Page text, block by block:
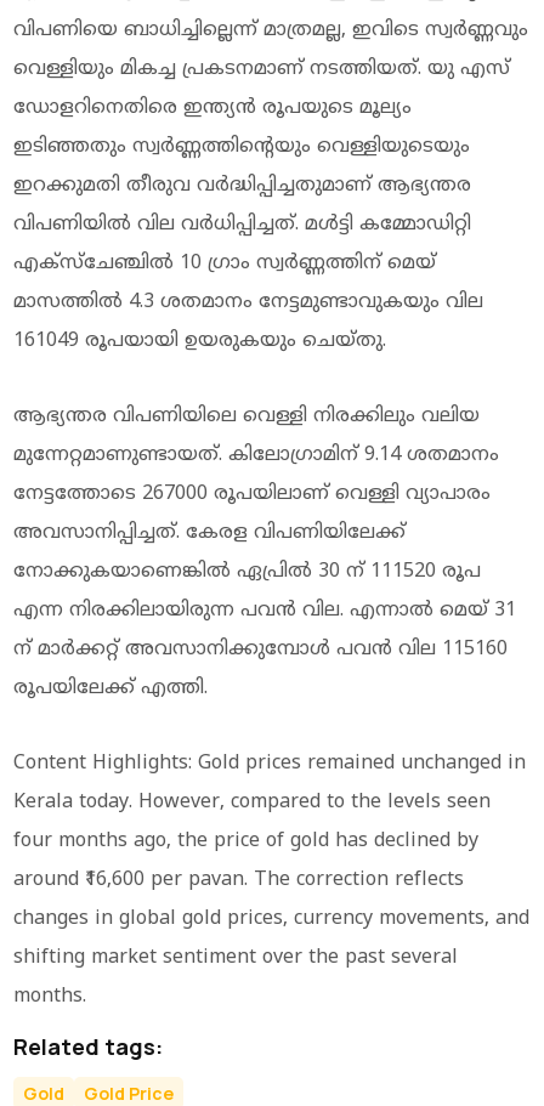
വിപണിയെ ബാധിച്ചില്ലെന്ന് മാത്രമല്ല, ഇവിടെ സ്വർണ്ണവും
വെള്ളിയും മികച്ച പ്രകടനമാണ് നടത്തിയത്. യു എസ്
ഡോളറിനെതിരെ ഇന്ത്യൻ രൂപയുടെ മൂല്യം
ഇടിഞ്ഞതും സ്വർണ്ണത്തിന്റെയും വെള്ളിയുടെയും
ഇറക്കുമതി തീരുവ വർദ്ധിപ്പിച്ചതുമാണ് ആഭ്യന്തര
വിപണിയില്‍ വില വർധിപ്പിച്ചത്. മൾട്ടി കമ്മോഡിറ്റി
എക്സ്ചേഞ്ചിൽ 10 ഗ്രാം സ്വർണ്ണത്തിന് മെയ്
മാസത്തിൽ 4.3 ശതമാനം നേട്ടമുണ്ടാവുകയും വില
161049 രൂപയായി ഉയരുകയും ചെയ്തു.
ആഭ്യന്തര വിപണിയിലെ വെള്ളി നിരക്കിലും വലിയ
മുന്നേറ്റമാണുണ്ടായത്. കിലോഗ്രാമിന് 9.14 ശതമാനം
നേട്ടത്തോടെ 267000 രൂപയിലാണ് വെള്ളി വ്യാപാരം
അവസാനിപ്പിച്ചത്. കേരള വിപണിയിലേക്ക്
നോക്കുകയാണെങ്കില്‍ ഏപ്രില്‍ 30 ന് 111520 രൂപ
എന്ന നിരക്കിലായിരുന്ന പവന്‍ വില. എന്നാല്‍ മെയ് 31
ന് മാർക്കറ്റ് അവസാനിക്കുമ്പോള്‍ പവന്‍ വില 115160
രൂപയിലേക്ക് എത്തി.
Content Highlights: Gold prices remained unchanged in
Kerala today. However, compared to the levels seen
four months ago, the price of gold has declined by
around ₹16,600 per pavan. The correction reflects
changes in global gold prices, currency movements, and
shifting market sentiment over the past several
months.
Related tags:
Gold Gold Price